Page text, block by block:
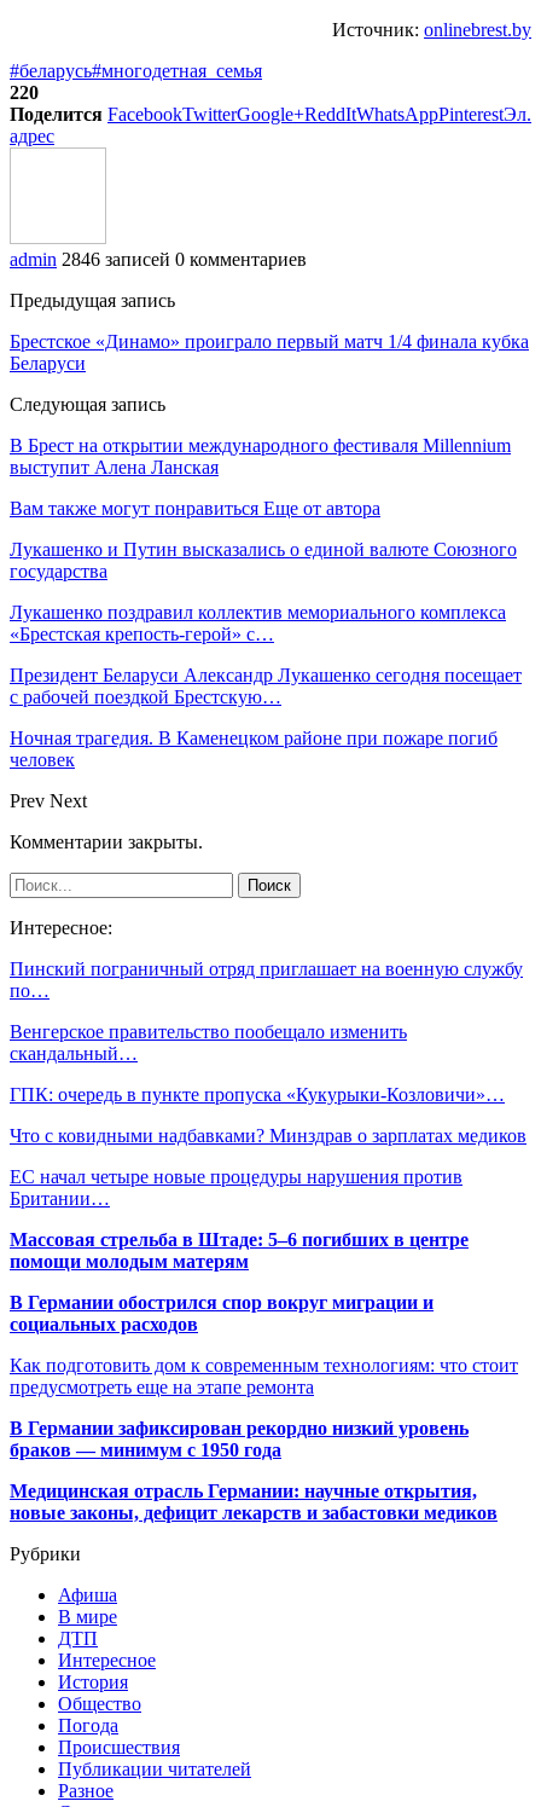
Источник: onlinebrest.by
#беларусь#многодетная_семья
220
Поделится FacebookTwitterGoogle+ReddItWhatsAppPinterestЭл.
адрес
admin 2846 записей 0 комментариев
Предыдущая запись
Брестское «Динамо» проиграло первый матч 1/4 финала кубка
Беларуси
Следующая запись
В Брест на открытии международного фестиваля Millennium
выступит Алена Ланская
Вам также могут понравиться Еще от автора
Лукашенко и Путин высказались о единой валюте Союзного
государства
Лукашенко поздравил коллектив мемориального комплекса
«Брестская крепость-герой» с…
Президент Беларуси Александр Лукашенко сегодня посещает
с рабочей поездкой Брестскую…
Ночная трагедия. В Каменецком районе при пожаре погиб
человек
Prev Next
Комментарии закрыты.
Интересное:
Пинский пограничный отряд приглашает на военную службу
по…
Венгерское правительство пообещало изменить
скандальный…
ГПК: очередь в пункте пропуска «Кукурыки-Козловичи»…
Что с ковидными надбавками? Минздрав о зарплатах медиков
ЕС начал четыре новые процедуры нарушения против
Британии…
Массовая стрельба в Штаде: 5–6 погибших в центре
помощи молодым матерям
В Германии обострился спор вокруг миграции и
социальных расходов
Как подготовить дом к современным технологиям: что стоит
предусмотреть еще на этапе ремонта
В Германии зафиксирован рекордно низкий уровень
браков — минимум с 1950 года
Медицинская отрасль Германии: научные открытия,
новые законы, дефицит лекарств и забастовки медиков
Рубрики
Афиша
В мире
ДТП
Интересное
История
Общество
Погода
Происшествия
Публикации читателей
Разное